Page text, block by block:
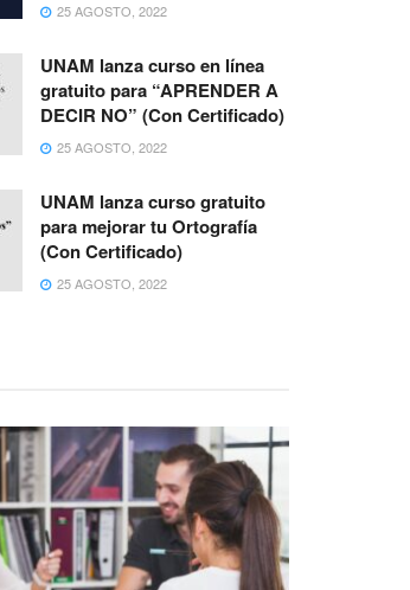
25 AGOSTO, 2022
UNAM lanza curso en línea
gratuito para “APRENDER A
DECIR NO” (Con Certificado)
25 AGOSTO, 2022
UNAM lanza curso gratuito
para mejorar tu Ortografía
(Con Certificado)
25 AGOSTO, 2022